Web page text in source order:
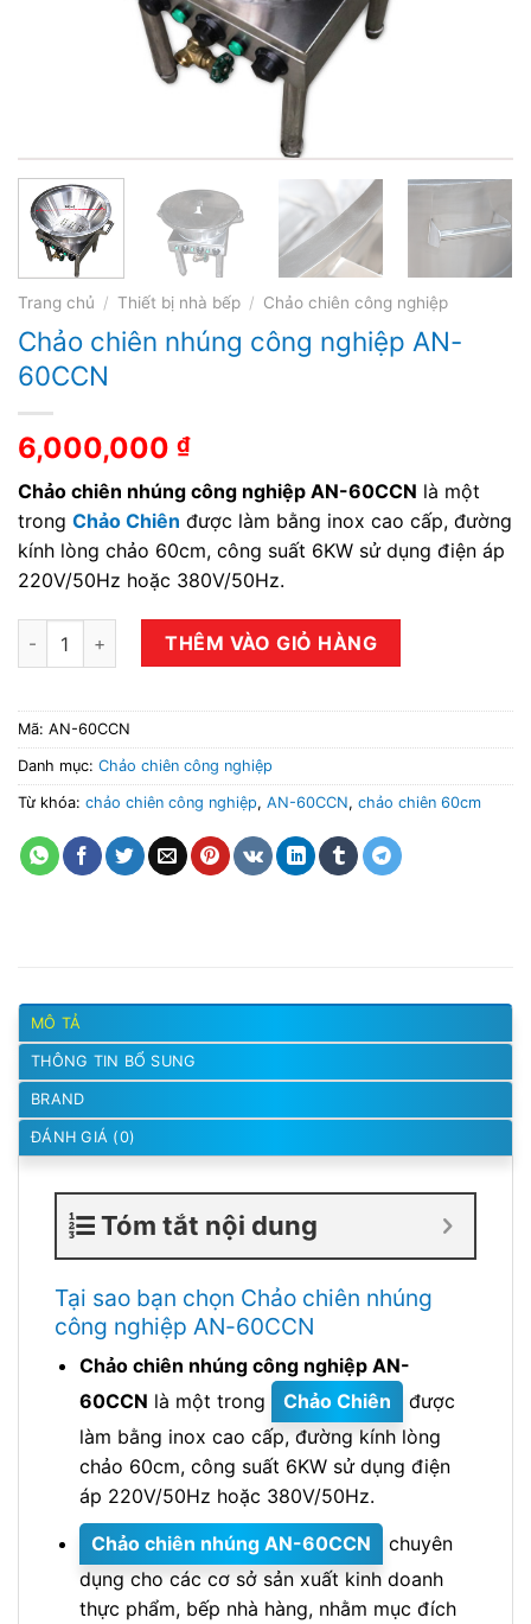
Trang chủ / Thiết bị nhà bếp / Chảo chiên công nghiệp
Chảo chiên nhúng công nghiệp AN-
60CCN
6,000,000 ₫
Chảo chiên nhúng công nghiệp AN-60CCN là một
trong Chảo Chiên được làm bằng inox cao cấp, đường
kính lòng chảo 60cm, công suất 6KW sử dụng điện áp
220V/50Hz hoặc 380V/50Hz.
Chảo chiên nhúng công nghiệp AN-60CCN số lượng
THÊM VÀO GIỎ HÀNG
Mã: AN-60CCN
Danh mục: Chảo chiên công nghiệp
Từ khóa: chảo chiên công nghiệp, AN-60CCN, chảo chiên 60cm
MÔ TẢ
THÔNG TIN BỔ SUNG
BRAND
ĐÁNH GIÁ (0)
Tóm tắt nội dung
Tại sao bạn chọn Chảo chiên nhúng
công nghiệp AN-60CCN
Chảo chiên nhúng công nghiệp AN-
60CCN là một trong Chảo Chiên
được
làm bằng inox cao cấp, đường kính lòng
chảo 60cm, công suất 6KW sử dụng điện
áp 220V/50Hz hoặc 380V/50Hz.
Chảo chiên nhúng AN-60CCN
chuyên
dụng cho các cơ sở sản xuất kinh doanh
thực phẩm, bếp nhà hàng, nhằm mục đích